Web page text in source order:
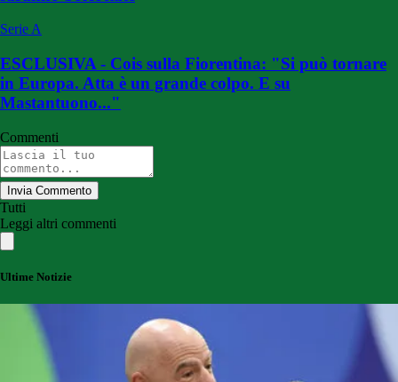
Serie A
ESCLUSIVA - Cois sulla Fiorentina: "Si può tornare
in Europa. Atta è un grande colpo. E su
Mastantuono..."
Commenti
Invia Commento
Tutti
Leggi altri commenti
Ultime Notizie